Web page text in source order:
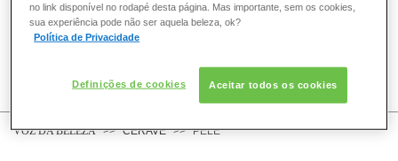
COMO POSSO AJUDAR? DÚVIDAS SOBRE:
PELE
VOZ DA BELEZA CERAVE PELE
no link disponível no rodapé desta página. Mas importante, sem os cookies,
sua experiência pode não ser aquela beleza, ok?
Política de Privacidade
Definições de cookies Aceitar todos os cookies